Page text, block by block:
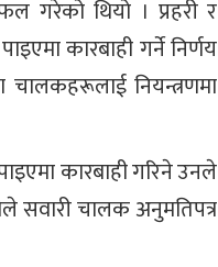
गरेको थियो । प्रहरी र
कारबाही गर्ने निर्णय
नियन्त्रणमा
कारबाही गरिने उनले
सवारी चालक अनुमतिपत्र